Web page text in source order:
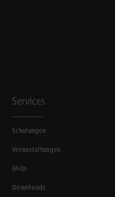
Services
Schulungen
Veranstaltungen
FAQs
Downloads